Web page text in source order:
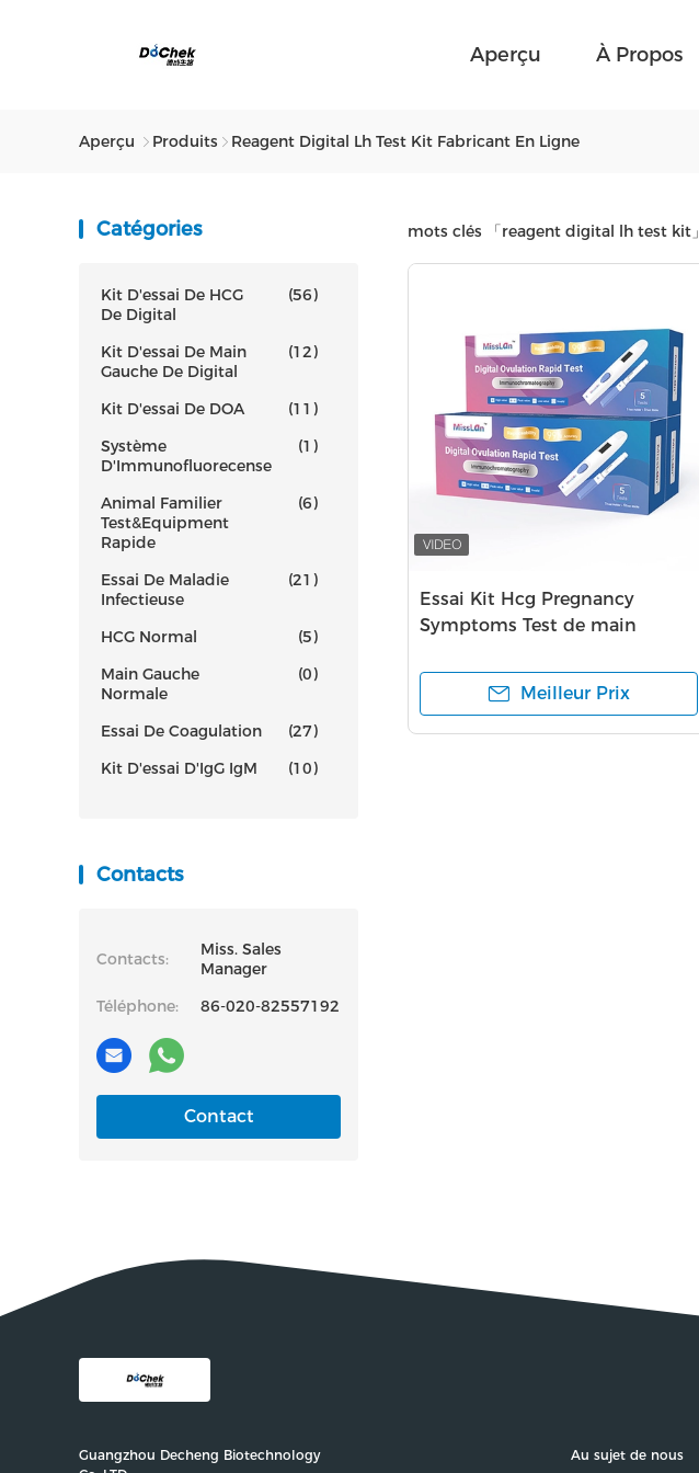
Aperçu À Propos
Aperçu Produits Reagent Digital Lh Test Kit Fabricant En Ligne
Catégories
Kit D'essai De HCG
De Digital
(56)
Kit D'essai De Main
Gauche De Digital
(12)
Kit D'essai De DOA
(11)
Système
D'Immunofluorecense
(1)
Animal Familier
Test&Equipment
Rapide
(6)
Essai De Maladie
Infectieuse
(21)
HCG Normal
(5)
Main Gauche
Normale
(0)
Essai De Coagulation
(27)
Kit D'essai D'IgG IgM
(10)
Contacts
Contacts:
Miss. Sales
Manager
Téléphone:
86-020-82557192
Contact
mots clés 「reagent digital lh test kit」
Essai Kit Hcg Pregnancy
Symptoms Test de main
bâton de réactif
Meilleur Prix
Guangzhou Decheng Biotechnology
Au sujet de nous